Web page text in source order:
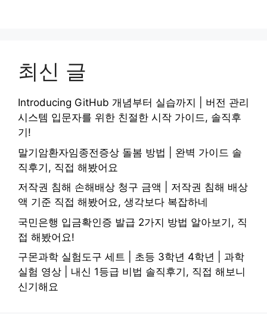
최신 글
Introducing GitHub 개념부터 실습까지 | 버전 관리
시스템 입문자를 위한 친절한 시작 가이드, 솔직후
기!
말기암환자임종전증상 돌봄 방법 | 완벽 가이드 솔
직후기, 직접 해봤어요
저작권 침해 손해배상 청구 금액 | 저작권 침해 배상
액 기준 직접 해봤어요, 생각보다 복잡하네
국민은행 입금확인증 발급 2가지 방법 알아보기, 직
접 해봤어요!
구몬과학 실험도구 세트 | 초등 3학년 4학년 | 과학
실험 영상 | 내신 1등급 비법 솔직후기, 직접 해보니
신기해요